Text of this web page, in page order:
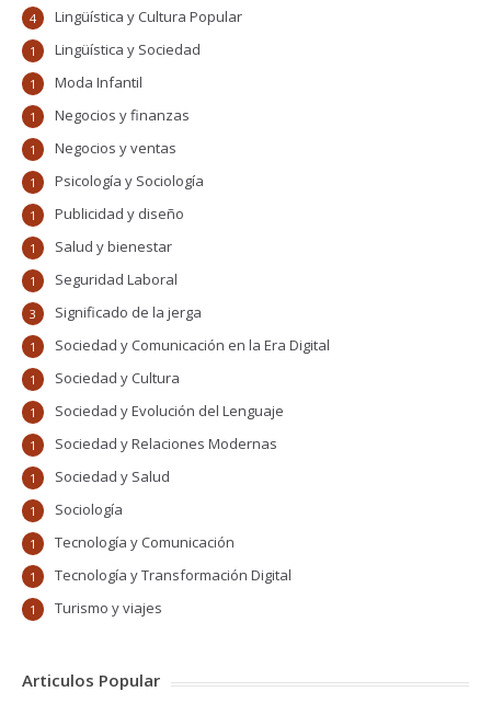
Lingüística y Cultura Popular
4
Lingüística y Sociedad
1
Moda Infantil
1
Negocios y finanzas
1
Negocios y ventas
1
Psicología y Sociología
1
Publicidad y diseño
1
Salud y bienestar
1
Seguridad Laboral
1
Significado de la jerga
3
Sociedad y Comunicación en la Era Digital
1
Sociedad y Cultura
1
Sociedad y Evolución del Lenguaje
1
Sociedad y Relaciones Modernas
1
Sociedad y Salud
1
Sociología
1
Tecnología y Comunicación
1
Tecnología y Transformación Digital
1
Turismo y viajes
1
Articulos Popular